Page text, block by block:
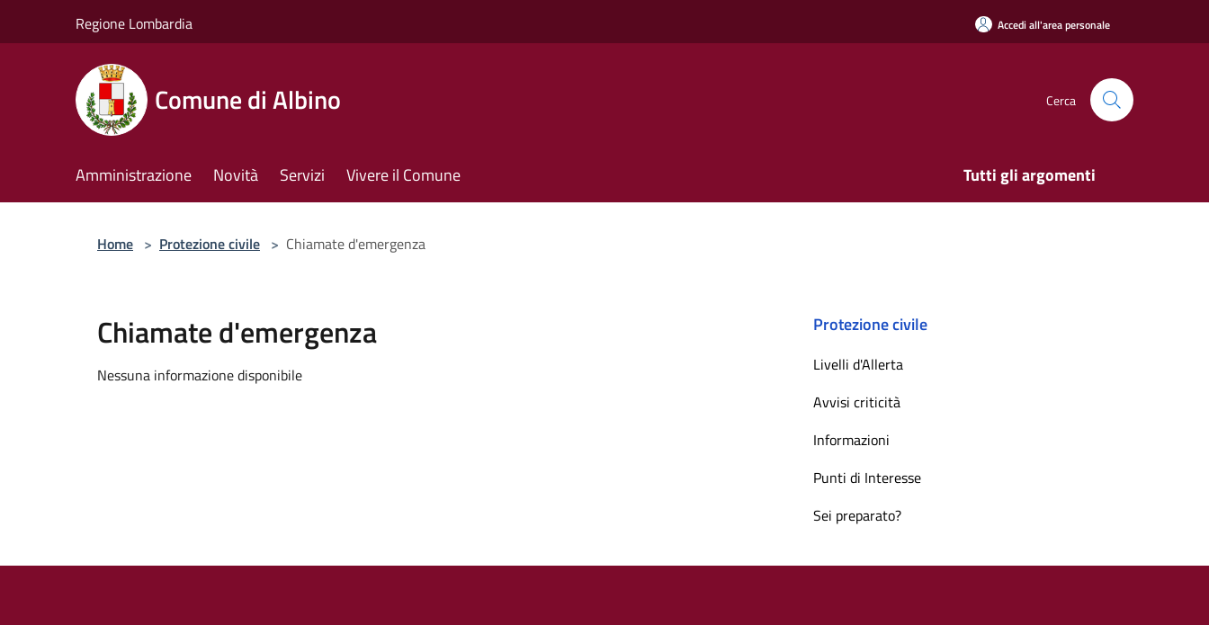
Regione Lombardia Accedi all'area personale
Comune di Albino Cerca
Amministrazione Novità Servizi Vivere il Comune Tutti gli argomenti
Home > Protezione civile > Chiamate d'emergenza
Chiamate d'emergenza
Nessuna informazione disponibile
Protezione civile
Livelli d'Allerta
Avvisi criticità
Informazioni
Punti di Interesse
Sei preparato?